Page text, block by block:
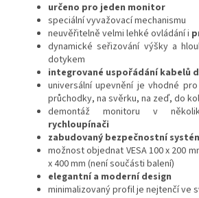
určeno pro jeden monitor
speciální vyvažovací mechanismu
neuvěřitelně velmi lehké ovládání i
dynamické seřizování výšky a
dotykem
integrované uspořádání kabelů
universální upevnění je vhodné
průchodky, na svěrku, na zeď, do
demontáž monitoru v
rychloupínači
zabudovaný bezpečnostní
možnost objednat VESA 100 x 200
x 400 mm (není součásti balení)
elegantní a moderní design
minimalizovaný profil je nejtenčí ve